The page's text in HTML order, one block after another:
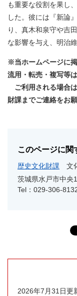
も重要な役割を果し
した。彼には『新論
り、真木和泉守や吉
な影響を与え、明治
※当ホームページに
流用・転売・複写等
ご利用される場合
財課までご連絡をお願
このページに関
歴史文化財課
文
茨城県水戸市中
Tel：029-306-
2026年7月31日更